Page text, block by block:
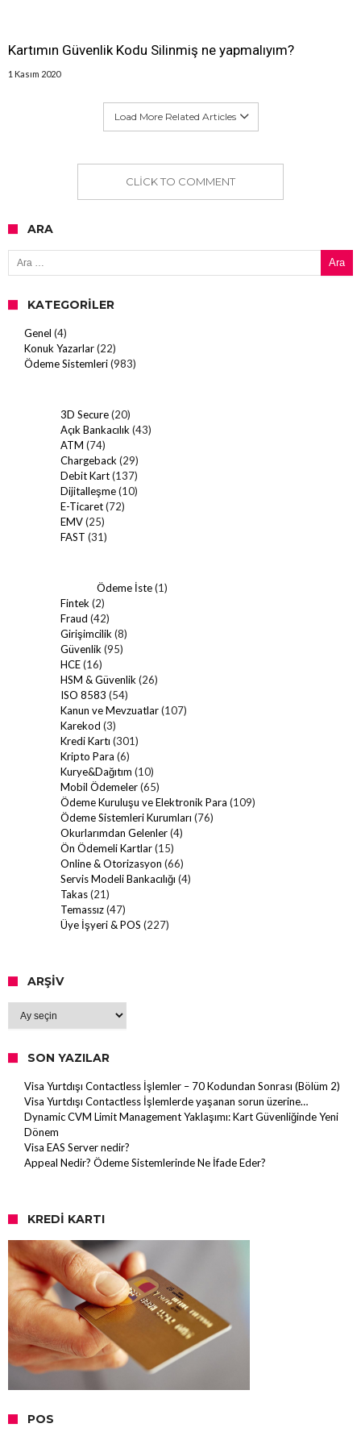
Kartımın Güvenlik Kodu Silinmiş ne yapmalıyım?
1 Kasım 2020
Load More Related Articles
CLICK TO COMMENT
ARA
Arama:
KATEGORILER
Genel (4)
Konuk Yazarlar(22)
Ödeme Sistemleri(983)
3D Secure(20)
Açık Bankacılık (43)
ATM (74)
Chargeback (29)
Debit Kart(137)
Dijitalleşme(10)
E-Ticaret(72)
EMV(25)
FAST (31)
Ödeme İste(1)
Fintek (2)
Fraud (42)
Girişimcilik (8)
Güvenlik (95)
HCE(16)
HSM & Güvenlik (26)
ISO 8583 (54)
Kanun ve Mevzuatlar(107)
Karekod (3)
Kredi Kartı (301)
Kripto Para (6)
Kurye&Dağıtım (10)
Mobil Ödemeler(65)
Ödeme Kuruluşu ve Elektronik Para (109)
Ödeme Sistemleri Kurumları (76)
Okurlarımdan Gelenler(4)
Ön Ödemeli Kartlar(15)
Online & Otorizasyon (66)
Servis Modeli Bankacılığı (4)
Takas(21)
Temassız(47)
Üye İşyeri & POS (227)
ARŞIV
SON YAZILAR
Visa Yurtdışı Contactless İşlemler – 70 Kodundan Sonrası (Bölüm 2)
Visa Yurtdışı Contactless İşlemlerde yaşanan sorun üzerine…
Dynamic CVM Limit Management Yaklaşımı: Kart Güvenliğinde Yeni
Dönem
Visa EAS Server nedir?
Appeal Nedir? Ödeme Sistemlerinde Ne İfade Eder?
KREDI KARTI
POS